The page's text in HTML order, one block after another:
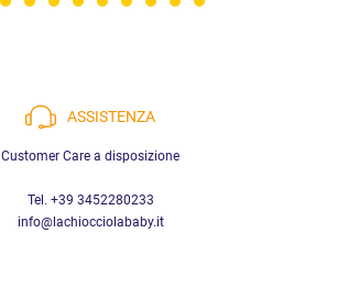
ASSISTENZA
Customer Care a disposizione
Tel. +39 3452280233
info@lachiocciolababy.it